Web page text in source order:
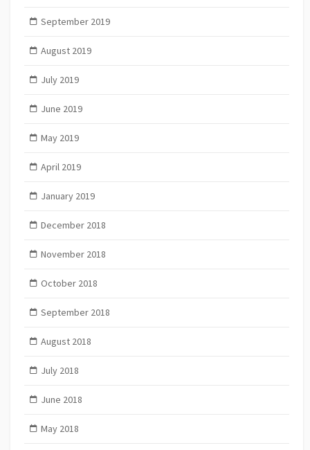
September 2019
August 2019
July 2019
June 2019
May 2019
April 2019
January 2019
December 2018
November 2018
October 2018
September 2018
August 2018
July 2018
June 2018
May 2018